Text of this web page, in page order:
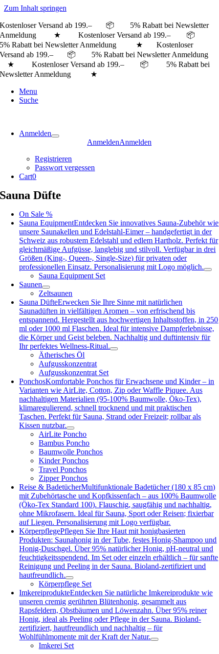
Zum Inhalt springen
Kostenloser Versand ab 199.– 📦 5% Rabatt bei Newsletter
Anmeldung ★ Kostenloser Versand ab 199.– 📦
5% Rabatt bei Newsletter Anmeldung ★Kostenloser
Versand ab 199.– 📦 5% Rabatt bei Newsletter Anmeldung
★ Kostenloser Versand ab 199.– 📦 5% Rabatt bei
Newsletter Anmeldung ★
Menu
Suche
Anmelden
AnmeldenAnmelden
Registrieren
Passwort vergessen
Cart0
Sauna Düfte
On Sale %
Sauna EquipmentEntdecken Sie innovatives Sauna-Zubehör wie
unsere Saunakellen und Edelstahl-Eimer – handgefertigt in der
Schweiz aus robustem Edelstahl und edlem Hartholz. Perfekt für
gleichmäßige Aufgüsse, langlebig und stilvoll. Verfügbar in drei
Größen (King-, Queen-, Single-Size) für privaten oder
professionellen Einsatz. Personalisierung mit Logo möglich.
Sauna Equipment Set
Saunen
Zeltsaunen
Sauna DüfteErwecken Sie Ihre Sinne mit natürlichen
Saunadüften in vielfältigen Aromen – von erfrischend bis
entspannend. Hergestellt aus hochwertigen Inhaltsstoffen, in 250
ml oder 1000 ml Flaschen. Ideal für intensive Dampferlebnisse,
die Körper und Geist beleben. Nachhaltig und duftintensiv für
Ihr perfektes Wellness-Ritual.
Ätherisches Öl
Aufgusskonzentrat
Aufgusskonzentrat Set
PonchosKomfortable Ponchos für Erwachsene und Kinder – in
Varianten wie AirLite, Cotton, Zip oder Waffle Piquee. Aus
nachhaltigen Materialien (95-100% Baumwolle, Öko-Tex),
klimaregulierend, schnell trocknend und mit praktischen
Taschen. Perfekt für Sauna, Strand oder Freizeit; rollbar als
Kissen nutzbar.
AirLite Poncho
Bambus Poncho
Baumwolle Ponchos
Kinder Ponchos
Travel Ponchos
Zipper Ponchos
Reise & BadetücherMultifunktionale Badetücher (180 x 85 cm)
mit Zubehörtasche und Kopfkissenfach – aus 100% Baumwolle
(Öko-Tex Standard 100). Flauschig, saugfähig und nachhaltig,
ohne Mikrofasern. Ideal für Sauna, Sport oder Reisen; fixierbar
auf Liegen. Personalisierung mit Logo verfügbar.
KörperpflegePflegen Sie Ihre Haut mit honigbasierten
Produkten: Saunahonig in der Tube, festes Honig-Shampoo und
Honig-Duschgel. Über 95% natürlicher Honig, pH-neutral und
feuchtigkeitsspendend. Im Set oder einzeln erhältlich – für sanfte
Reinigung und Peeling in der Sauna. Bioland-zertifiziert und
hautfreundlich.
Körperpflege Set
ImkereiprodukteEntdecken Sie natürliche Imkereiprodukte wie
unseren cremig gerührten Blütenhonig, gesammelt aus
Rapsfeldern, Obstbäumen und Löwenzahn. Über 95% reiner
Honig, ideal als Peeling oder Pflege in der Sauna. Bioland-
zertifiziert, hautfreundlich und nachhaltig – für
Wohlfühlmomente mit der Kraft der Natur.
Imkerei Set